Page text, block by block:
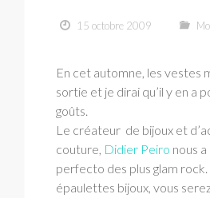
15 octobre 2009
En cet automne, les vestes
sortie et je dirai qu’il y en a
goûts.
Le créateur de bijoux et
couture, Didier Peiro nous
perfecto des plus glam rock.
épaulettes bijoux, vous